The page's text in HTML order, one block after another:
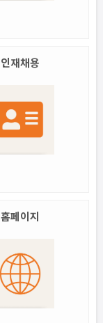
인재채용
홈페이지